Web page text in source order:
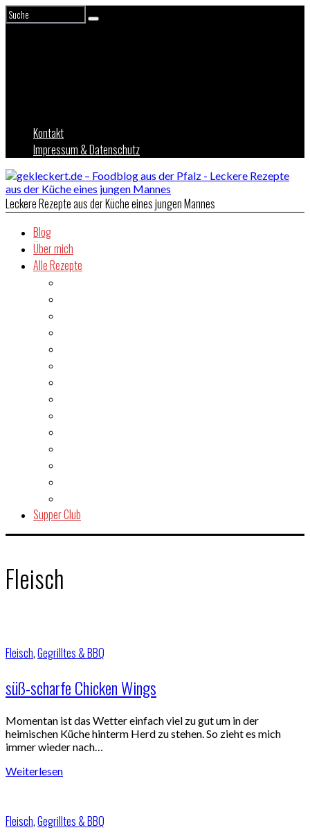
Kontakt
Impressum & Datenschutz
Leckere Rezepte aus der Küche eines jungen Mannes
Blog
Über mich
Alle Rezepte
Supper Club
Fleisch
Fleisch,Gegrilltes & BBQ
süß-scharfe Chicken Wings
Momentan ist das Wetter einfach viel zu gut um in der
heimischen Küche hinterm Herd zu stehen. So zieht es mich
immer wieder nach…
Weiterlesen
Fleisch,Gegrilltes & BBQ